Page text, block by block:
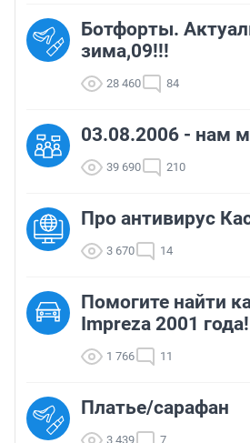
Ботфорты.
зима,09!!!
28 460 84
03.08.2006 - нам
39 690 210
Про антивирус
3 670 14
Помогите найти
Impreza 2001 года!
1 766 11
Платье/сарафан
3 439 7